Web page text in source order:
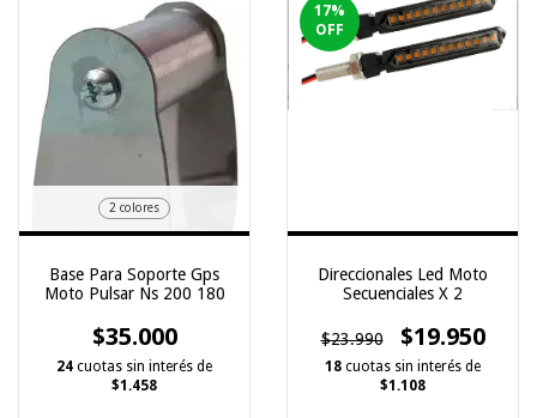
2 colores
Base Para Soporte Gps
Moto Pulsar Ns 200 180
$35.000
24 cuotas sin interés de
$1.458
17%
OFF
Direccionales Led Moto
Secuenciales X 2
$23.990 $19.950
18 cuotas sin interés de
$1.108